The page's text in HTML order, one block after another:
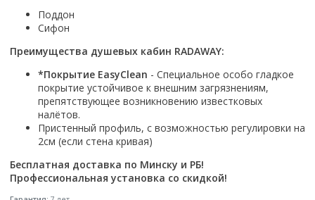
Смотреть все
Способ открывания
С раздвижной дверью
С распашной дверью
Со складной дверью
С открывающейся дверью
Высота кабины
Низкие
200 см
Поддон
Сифон
Преимущества душевых кабин RADAWAY:
*Покрытие EasyClean - Специальное особо гладкое
покрытие устойчивое к внешним загрязнениям,
препятствующее возникновению известковых
налётов.
Пристенный профиль, с возможностью регулировки на
2см (если стена кривая)
Бесплатная доставка по Минску и РБ!
Профессиональная установка со скидкой!